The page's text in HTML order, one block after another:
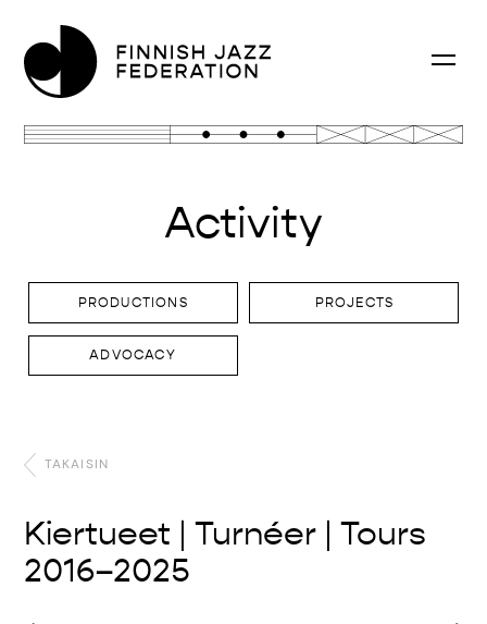
Activity
PRODUCTIONS PROJECTS
ADVOCACY
TAKAISIN
Kiertueet | Turnéer | Tours
2016–2025